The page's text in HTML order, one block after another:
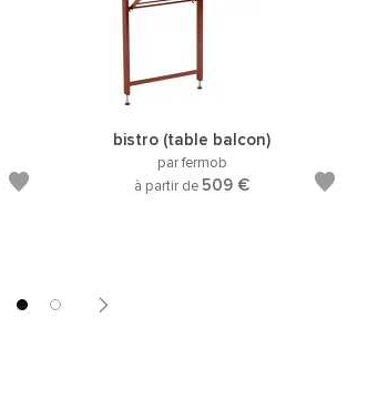
bistro (table balcon)
par fermob
à partir de 509 €